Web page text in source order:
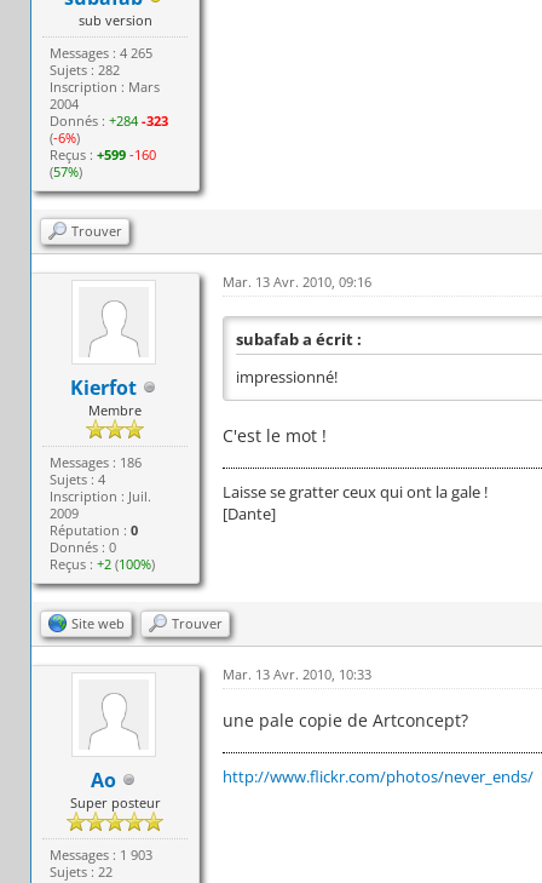
sub version
Messages : 4 265
Sujets : 282
Inscription : Mars
2004
Donnés :+284 -323
(-6%)
Reçus :+599 -160
(57%)
Trouver
Kierfot
Membre
Messages : 186
Sujets : 4
Inscription : Juil.
2009
Réputation :0
Donnés : 0
Reçus :+2 (100%)
Mar. 13 Avr. 2010, 09:16
subafab a écrit :
impressionné!
C'est le mot !
Laisse se gratter ceux qui ont la gale !
[Dante]
Site web Trouver
Ao
Super posteur
Messages : 1 903
Sujets : 22
Mar. 13 Avr. 2010, 10:33
une pale copie de Artconcept?
http://www.flickr.com/photos/never_ends/